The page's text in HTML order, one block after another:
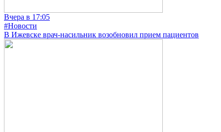
Вчера в 17:05
#Новости
В Ижевске врач-насильник возобновил прием пациентов